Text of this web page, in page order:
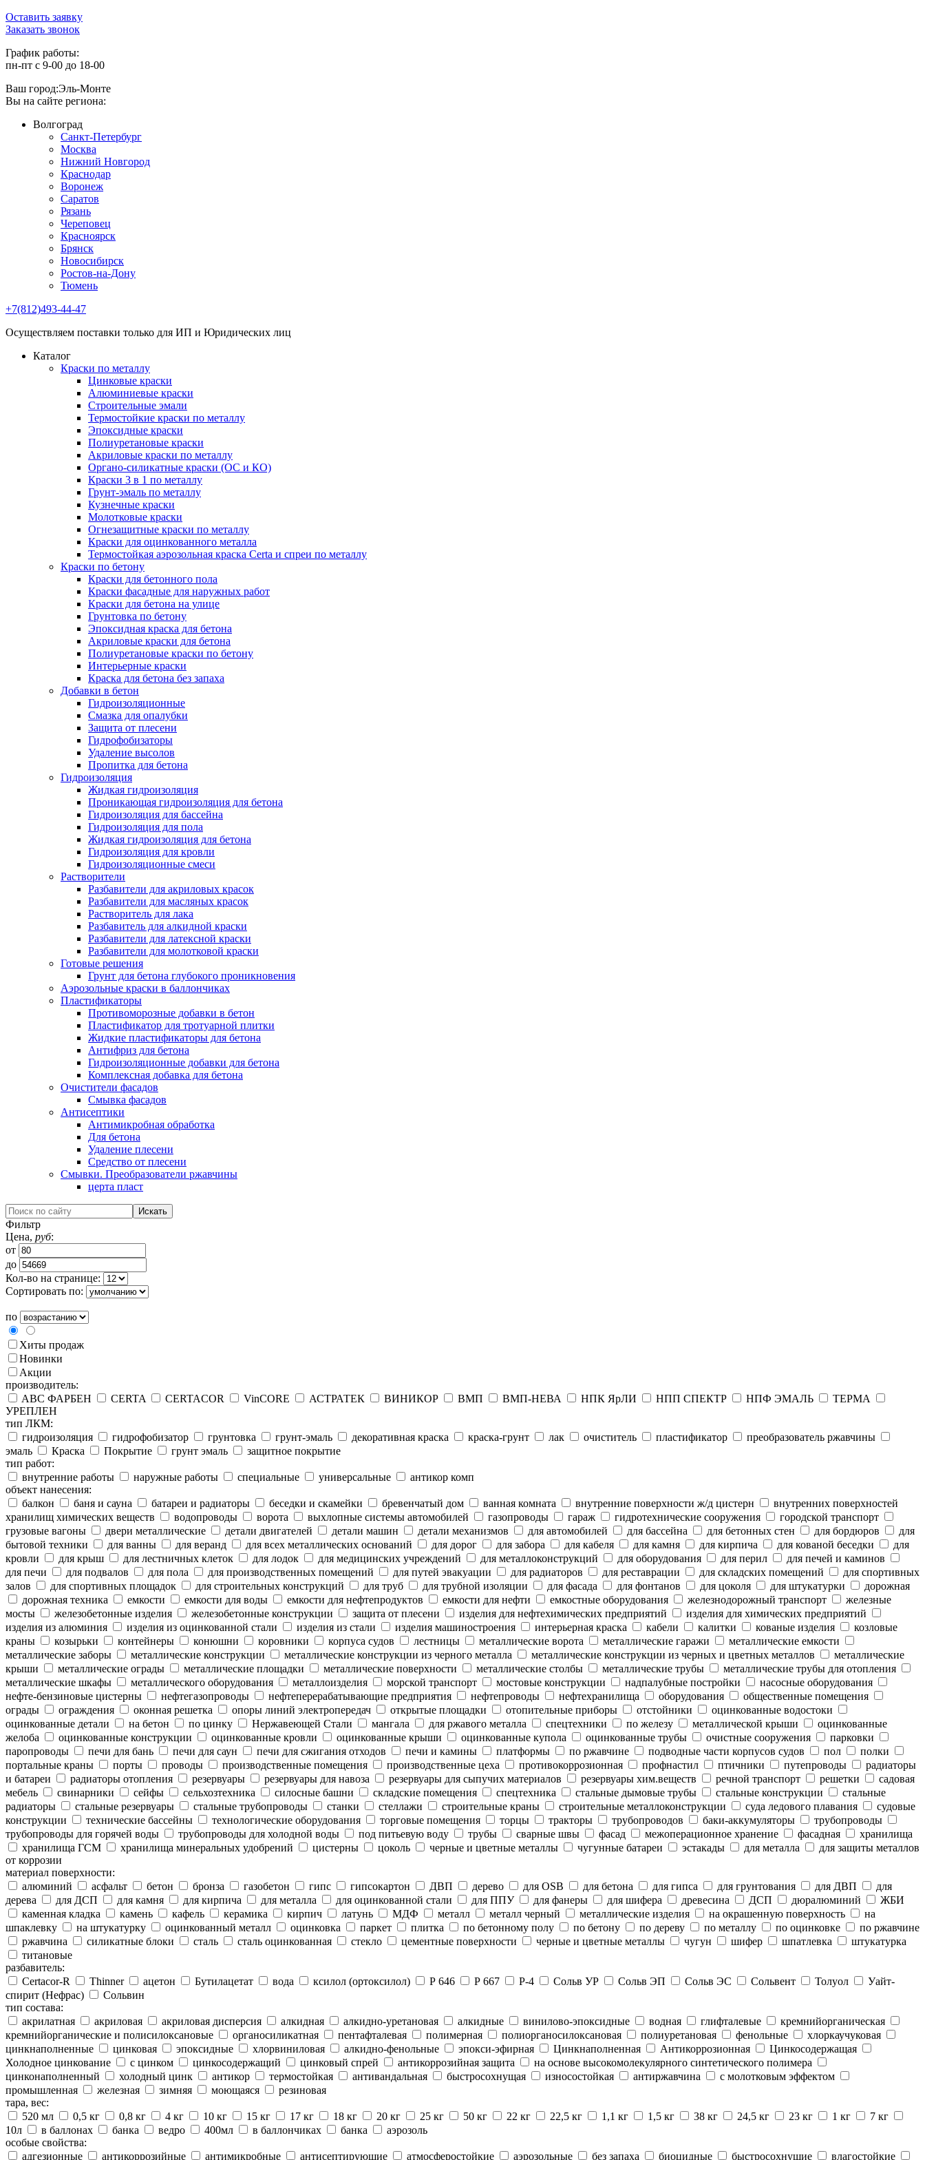
Оставить заявку
Заказать звонок
График работы:
пн-пт с 9-00 до 18-00
Ваш город:Эль-Монте
Вы на сайте региона:
Волгоград
Санкт-Петербург
Москва
Нижний Новгород
Краснодар
Воронеж
Саратов
Рязань
Череповец
Красноярск
Брянск
Новосибирск
Ростов-на-Дону
Тюмень
+7(812)493-44-47
Осуществляем поставки только для ИП и Юридических лиц
Каталог
Краски по металлу
Цинковые краски
Алюминиевые краски
Строительные эмали
Термостойкие краски по металлу
Эпоксидные краски
Полиуретановые краски
Акриловые краски по металлу
Органо-силикатные краски (ОС и КО)
Краски 3 в 1 по металлу
Грунт-эмаль по металлу
Кузнечные краски
Молотковые краски
Огнезащитные краски по металлу
Краски для оцинкованного металла
Термостойкая аэрозольная краска Certa и спреи по металлу
Краски по бетону
Краски для бетонного пола
Краски фасадные для наружных работ
Краски для бетона на улице
Грунтовка по бетону
Эпоксидная краска для бетона
Акриловые краски для бетона
Полиуретановые краски по бетону
Интерьерные краски
Краска для бетона без запаха
Добавки в бетон
Гидроизоляционные
Смазка для опалубки
Защита от плесени
Гидрофобизаторы
Удаление высолов
Пропитка для бетона
Гидроизоляция
Жидкая гидроизоляция
Проникающая гидроизоляция для бетона
Гидроизоляция для бассейна
Гидроизоляция для пола
Жидкая гидроизоляция для бетона
Гидроизоляция для кровли
Гидроизоляционные смеси
Растворители
Разбавители для акриловых красок
Разбавители для масляных красок
Растворитель для лака
Разбавитель для алкидной краски
Разбавители для латексной краски
Разбавители для молотковой краски
Готовые решения
Грунт для бетона глубокого проникновения
Аэрозольные краски в баллончиках
Пластификаторы
Противоморозные добавки в бетон
Пластификатор для тротуарной плитки
Жидкие пластификаторы для бетона
Антифриз для бетона
Гидроизоляционные добавки для бетона
Комплексная добавка для бетона
Очистители фасадов
Смывка фасадов
Антисептики
Антимикробная обработка
Для бетона
Удаление плесени
Средство от плесени
Смывки. Преобразователи ржавчины
церта пласт
Фильтр
Цена, руб:
от
до
Кол-во на странице:
Сортировать по:
по
Хиты продаж
Новинки
Акции
производитель:
ABC ФАРБЕН
CERTA CERTACOR VinCORE АСТРАТЕК ВИНИКОР ВМП ВМП-НЕВА НПК ЯрЛИ НПП СПЕКТР НПФ ЭМАЛЬ
ТЕРМА
УРЕПЛЕН
тип ЛКМ:
гидроизоляция
гидрофобизатор грунтовка грунт-эмаль декоративная краска краска-грунт лак очиститель пластификатор
преобразователь ржавчины
эмаль
Краска Покрытие грунт эмаль
защитное покрытие
тип работ:
внутренние работы
наружные работы специальные универсальные
антикор комп
объект нанесения:
балкон
баня и сауна батареи и радиаторы беседки и скамейки бревенчатый дом ванная комната внутренние поверхности ж/д цистерн
внутренних поверхностей
хранилищ химических веществ
водопроводы ворота выхлопные системы автомобилей газопроводы гараж гидротехнические сооружения
городской транспорт
грузовые вагоны
двери металлические детали двигателей детали машин детали механизмов для автомобилей для бассейна для бетонных стен для бордюров
для
бытовой техники
для ванны для веранд для всех металлических оснований для дорог для забора для кабеля для камня для кирпича для кованой беседки
для
кровли
для крыш для лестничных клеток для лодок для медицинских учреждений для металлоконструкций для оборудования для перил
для печей и каминов
для печи
для подвалов для пола для производственных помещений для путей эвакуации для радиаторов для реставрации для складских помещений
для спортивных
залов
для спортивных площадок для строительных конструкций для труб для трубной изоляции для фасада для фонтанов для цоколя для штукатурки
дорожная
дорожная техника
емкости емкости для воды емкости для нефтепродуктов емкости для нефти емкостные оборудования железнодорожный транспорт
железные
мосты
железобетонные изделия железобетонные конструкции защита от плесени изделия для нефтехимических предприятий
изделия для химических предприятий
изделия из алюминия
изделия из оцинкованной стали изделия из стали изделия машиностроения интерьерная краска кабели калитки кованые изделия
козловые
краны
козырьки контейнеры конюшни коровники корпуса судов лестницы металлические ворота металлические гаражи
металлические емкости
металлические заборы
металлические конструкции металлические конструкции из черного металла металлические конструкции из черных и цветных металлов
металлические
крыши
металлические ограды металлические площадки металлические поверхности металлические столбы металлические трубы
металлические трубы для отопления
металлические шкафы
металлического оборудования металлоизделия морской транспорт мостовые конструкции надпалубные постройки
насосные оборудования
нефте-бензиновые цистерны
нефтегазопроводы нефтеперерабатывающие предприятия нефтепроводы нефтехранилища оборудования
общественные помещения
ограды
ограждения оконная решетка опоры линий электропередач открытые площадки отопительные приборы отстойники
оцинкованные водостоки
оцинкованные детали
на бетон по цинку Нержавеющей Стали мангала для ржавого металла спецтехники по железу металлической крыши
оцинкованные
желоба
оцинкованные конструкции оцинкованные кровли оцинкованные крыши оцинкованные купола оцинкованные трубы очистные сооружения
парковки
паропроводы
печи для бань печи для саун печи для сжигания отходов печи и камины платформы по ржавчине подводные части корпусов судов пол
полки
портальные краны
порты проводы производственные помещения производственные цеха противокоррозионная профнастил птичники путепроводы
радиаторы
и батареи
радиаторы отопления резервуары резервуары для навоза резервуары для сыпучих материалов резервуары хим.веществ речной транспорт решетки
садовая
мебель
свинарники сейфы сельхозтехника силосные башни складские помещения спецтехника стальные дымовые трубы стальные конструкции
стальные
радиаторы
стальные резервуары стальные трубопроводы станки стеллажи строительные краны строительные металлоконструкции суда ледового плавания
судовые
конструкции
технические бассейны технологические оборудования торговые помещения торцы тракторы трубопроводов баки-аккумуляторы
трубопроводы
трубопроводы для горячей воды
трубопроводы для холодной воды под питьевую воду трубы сварные швы фасад межоперационное хранение фасадная
хранилища
хранилища ГСМ
хранилища минеральных удобрений цистерны цоколь черные и цветные металлы чугунные батареи эстакады для металла
для защиты металлов
от коррозии
материал поверхности:
алюминий
асфальт бетон бронза газобетон гипс гипсокартон ДВП дерево для OSB для бетона для гипса для грунтования для ДВП
для
дерева
для ДСП для камня для кирпича для металла для оцинкованной стали для ППУ для фанеры для шифера древесина ДСП дюралюминий
ЖБИ
каменная кладка
камень кафель керамика кирпич латунь МДФ металл металл черный металлические изделия на окрашенную поверхность
на
шпаклевку
на штукатурку оцинкованный металл оцинковка паркет плитка по бетонному полу по бетону по дереву по металлу по оцинковке
по ржавчине
ржавчина
силикатные блоки сталь сталь оцинкованная стекло цементные поверхности черные и цветные металлы чугун шифер шпатлевка
штукатурка
титановые
разбавитель:
Certacor-R
Thinner ацетон Бутилацетат вода ксилол (ортоксилол) Р 646 Р 667 Р-4 Сольв УР Сольв ЭП Сольв ЭС Сольвент Толуол
Уайт-
спирит (Нефрас)
Сольвин
тип состава:
акрилатная
акриловая акриловая дисперсия алкидная алкидно-уретановая алкидные винилово-эпоксидные водная глифталевые
кремнийорганическая
кремнийорганические и полисилоксановые
органосиликатная пентафталевая полимерная полиорганосилоксановая полиуретановая фенольные
хлоркаучуковая
цинкнаполненные
цинковая эпоксидные хлорвиниловая алкидно-фенольные эпокси-эфирная Цинкнаполненная Антикоррозионная
Цинкосодержащая
Холодное цинкование
с цинком цинкосодержащий цинковый спрей антикоррозийная защита
на основе высокомолекулярного синтетического полимера
цинконаполненный
холодный цинк антикор термостойкая антивандальная быстросохнущая износостойкая антиржавчина
с молотковым эффектом
промышленная
железная зимняя моющаяся
резиновая
тара, вес:
520 мл
0,5 кг 0,8 кг 4 кг 10 кг 15 кг 17 кг 18 кг 20 кг 25 кг 50 кг 22 кг 22,5 кг 1,1 кг 1,5 кг 38 кг 24,5 кг 23 кг 1 кг
7 кг
10л
в баллонах банка ведро 400мл в баллончиках банка
аэрозоль
особые свойства:
адгезионные
антикоррозийные антимикробные антисептирующие атмосферостойкие аэрозольные без запаха биоцидные быстросохнущие влагостойкие